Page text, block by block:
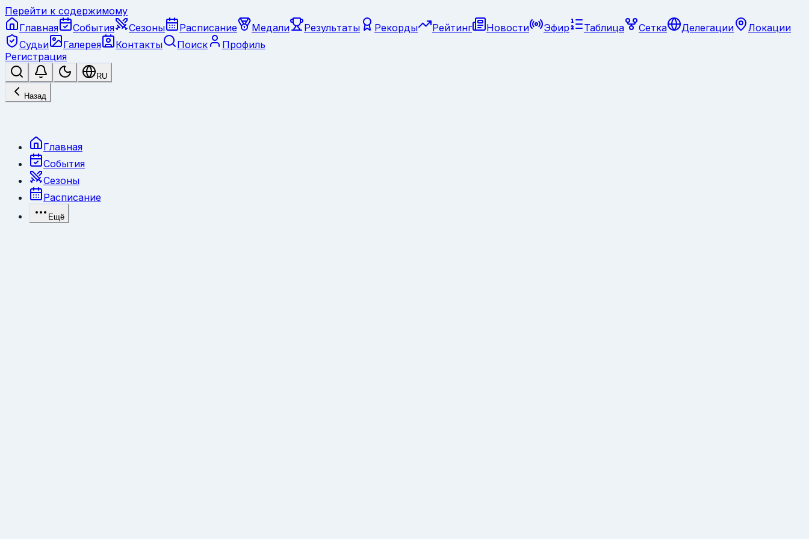
Перейти к содержимому
Главная
События Сезоны Расписание Медали Результаты Рекорды Рейтинг Новости Эфир Таблица Сетка Делегации
Локации
Судьи
Галерея Контакты Поиск
Профиль
Регистрация
RU
Назад
Главная
События
Сезоны
Расписание
Ещё